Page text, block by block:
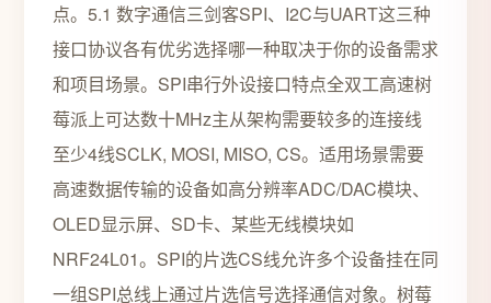
点。5.1 数字通信三剑客SPI、I2C与UART这三种
接口协议各有优劣选择哪一种取决于你的设备需求
和项目场景。SPI串行外设接口特点全双工高速树
莓派上可达数十MHz主从架构需要较多的连接线
至少4线SCLK, MOSI, MISO, CS。适用场景需要
高速数据传输的设备如高分辨率ADC/DAC模块、
OLED显示屏、SD卡、某些无线模块如
NRF24L01。SPI的片选CS线允许多个设备挂在同
一组SPI总线上通过片选信号选择通信对象。树莓